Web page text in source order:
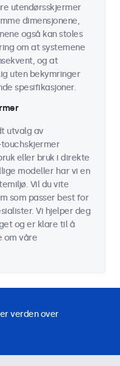
utendørsskjermer
dimensjonene,
også kan stoles
om at systemene
og at
uten bekymringer
spesifikasjoner.
utvalg av
eller bruk i direkte
modeller har vi en
Vil du vite
som passer best for
Vi hjelper deg
og er klare til å
om våre
verden over